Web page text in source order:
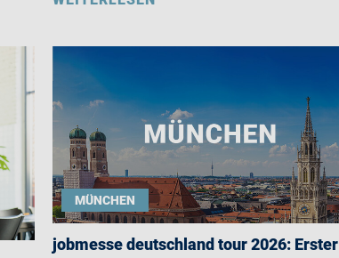
MÜNCHEN
jobmesse deutschland tour 2026: Erster